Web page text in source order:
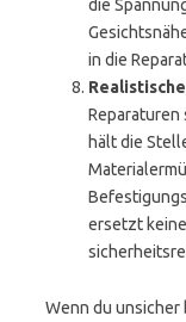
die
in die
Reparaturen
hält die
ersetzt
Wenn du unsicher